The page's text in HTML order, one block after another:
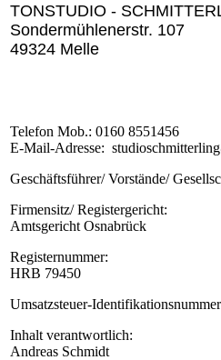
TONSTUDIO -
Sondermühlenerstr. 107
49324 Melle
Telefon Mob.: 0160 8551456
E-Mail-Adresse:
Geschäftsführer/ Vorstände/
Firmensitz/ Registergericht:
Amtsgericht Osnabrück
Registernummer:
HRB 79450
Umsatzsteuer-
Inhalt verantwortlich:
Andreas Schmidt